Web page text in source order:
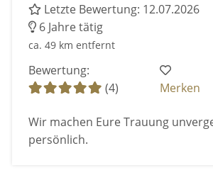
Letzte Bewertung: 12.07.2026
6 Jahre tätig
ca. 49 km entfernt
Bewertung:
(4)
Merken
Wir machen Eure Trauung
persönlich.